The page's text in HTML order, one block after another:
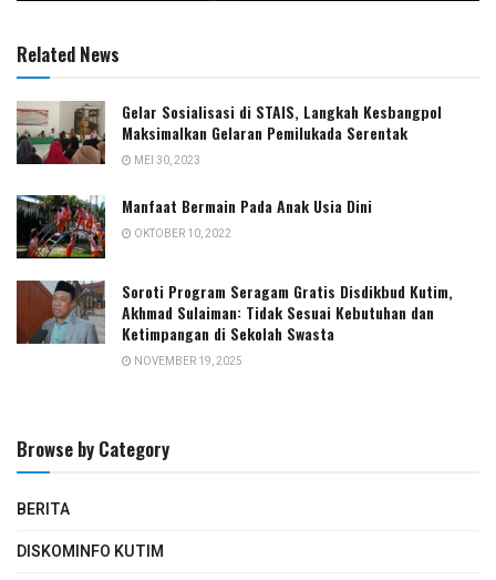
Related News
Gelar Sosialisasi di STAIS, Langkah Kesbangpol
Maksimalkan Gelaran Pemilukada Serentak
MEI 30, 2023
Manfaat Bermain Pada Anak Usia Dini
OKTOBER 10, 2022
Soroti Program Seragam Gratis Disdikbud Kutim,
Akhmad Sulaiman: Tidak Sesuai Kebutuhan dan
Ketimpangan di Sekolah Swasta
NOVEMBER 19, 2025
Browse by Category
BERITA
DISKOMINFO KUTIM